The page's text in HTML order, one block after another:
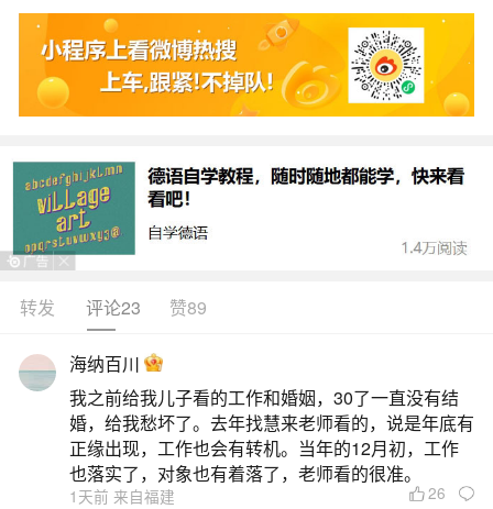
生活中像八字大运排盘怎么理解？都是很常见
的问题，但是小问题不注意可能会引起大麻烦，下
面就这个问题给大家做一些解读：
一、八字排盘大运神煞是什么意思十大神煞详
解？
转发 评论23 赞89
海纳百川
我之前给我儿子看的工作和婚姻，30了一直没有结
婚，给我愁坏了。去年找慧来老师看的，说是年底有
正缘出现，工作也会有转机。当年的12月初，工作
也落实了，对象也有着落了，老师看的很准。
1天前 来自福建 26